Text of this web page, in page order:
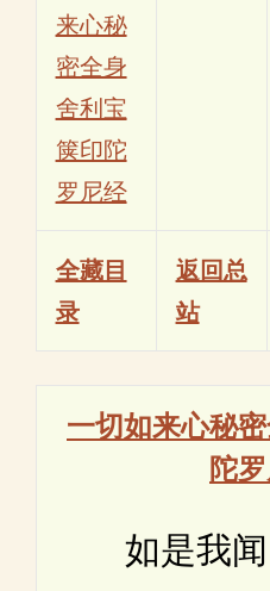
来心秘
密全身
舍利宝
箧印陀
罗尼经
全藏目
录
返回总
站
一切如来心秘
陀
如是我闻